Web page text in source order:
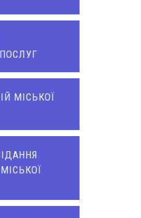
МІСЬКОЇ